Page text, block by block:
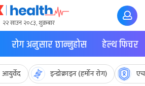
२२ साउन २०८३, शुक्रबार
रोग अनुसार छान्नुहोस हेल्थ फिचर
आयुर्वेद इन्डोक्राइन (हर्मोन रोग)